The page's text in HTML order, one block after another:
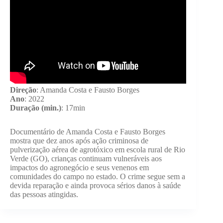
Direção: Amanda Costa e Fausto Borges
Ano: 2022
Duração (min.): 17min
Documentário de Amanda Costa e Fausto Borges
mostra que dez anos após ação criminosa de
pulverização aérea de agrotóxico em escola rural de Rio
Verde (GO), crianças continuam vulneráveis aos
impactos do agronegócio e seus venenos em
comunidades do campo no estado. O crime segue sem a
devida reparação e ainda provoca sérios danos à saúde
das pessoas atingidas.